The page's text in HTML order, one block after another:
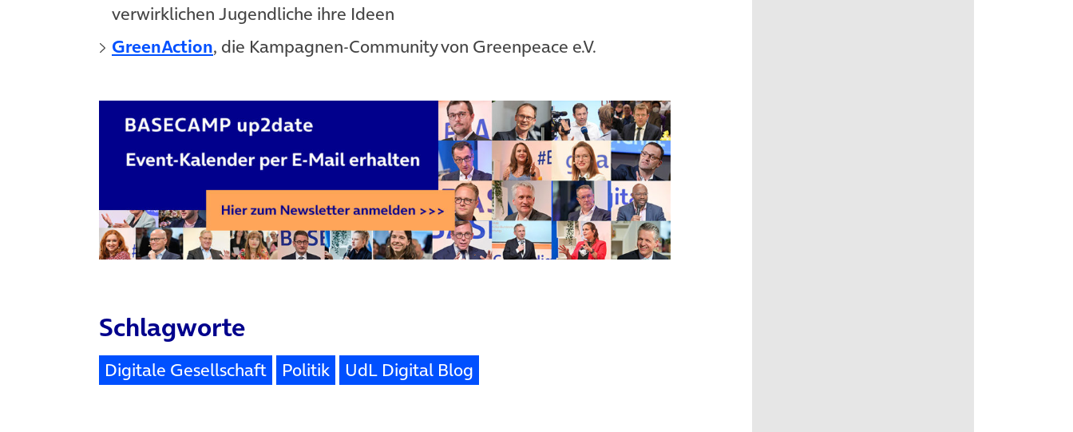
verwirklichen Jugendliche ihre Ideen
GreenAction(öffnet in neuem Tab)
, die Kampagnen-Community von Greenpeace e.V.
Schlagworte
Digitale Gesellschaft Politik UdL Digital Blog